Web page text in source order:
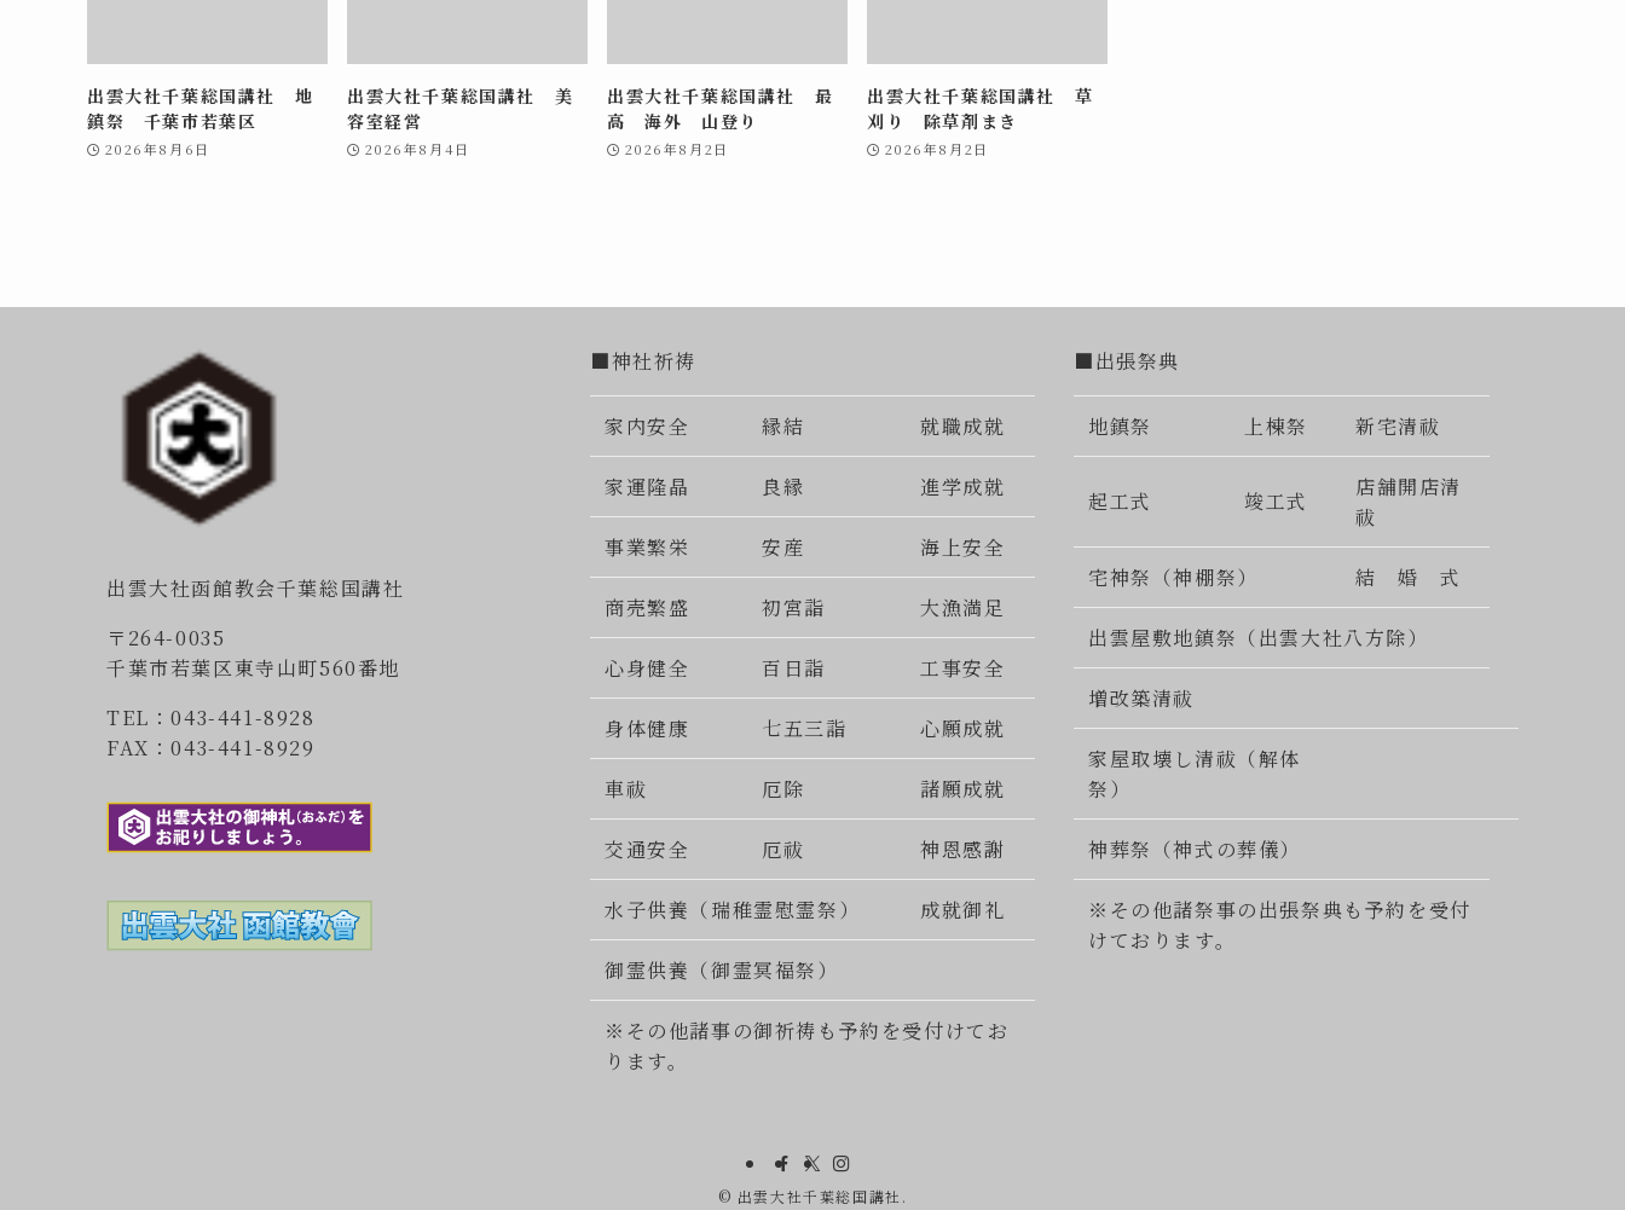
出雲大社千葉総国講社 地
鎮祭 千葉市若葉区
2026年8月6日
出雲大社千葉総国講社 美
容室経営
2026年8月4日
出雲大社千葉総国講社 最
高 海外 山登り
2026年8月2日
出雲大社千葉総国講社 草
刈り 除草剤まき
2026年8月2日
出雲大社函館教会千葉総国講社
〒264-0035
千葉市若葉区東寺山町560番地
TEL：043-441-8928
FAX：043-441-8929
■神社祈祷
家内安全 縁結 就職成就
家運隆晶 良縁 進学成就
事業繁栄 安産 海上安全
商売繁盛 初宮詣 大漁満足
心身健全 百日詣 工事安全
身体健康 七五三詣 心願成就
車祓 厄除 諸願成就
交通安全 厄祓 神恩感謝
水子供養（瑞稚霊慰霊祭） 成就御礼
御霊供養（御霊冥福祭）
※その他諸事の御祈祷も予約を受付けてお
ります。
■出張祭典
地鎮祭 上棟祭 新宅清祓
起工式 竣工式
店舗開店清
祓
宅神祭（神棚祭） 結 婚 式
出雲屋敷地鎮祭（出雲大社八方除）
増改築清祓
家屋取壊し清祓（解体
祭）
神葬祭（神式の葬儀）
※その他諸祭事の出張祭典も予約を受付
けております。
© 出雲大社千葉総国講社.